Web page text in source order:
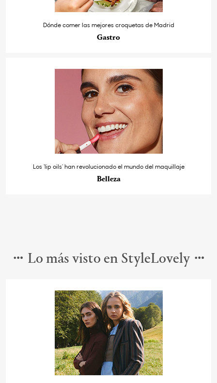
Dónde comer las mejores croquetas de Madrid
Gastro
Los ‘lip oils’ han revolucionado el mundo del maquillaje
Belleza
Lo más visto en StyleLovely